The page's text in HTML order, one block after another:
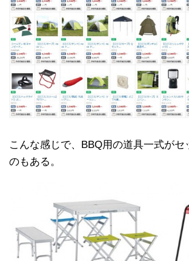
こんな感じで、BBQ用の道具一式がセ
のもある。